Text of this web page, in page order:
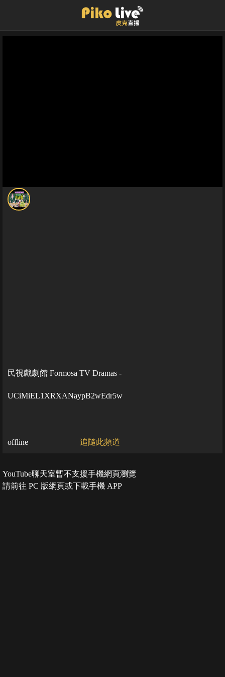
民視戲劇館 Formosa TV Dramas -
UCiMiEL1XRXANaypB2wEdr5w
offline 追隨此頻道
YouTube聊天室暫不支援手機網頁瀏覽
請前往 PC 版網頁或下載手機 APP